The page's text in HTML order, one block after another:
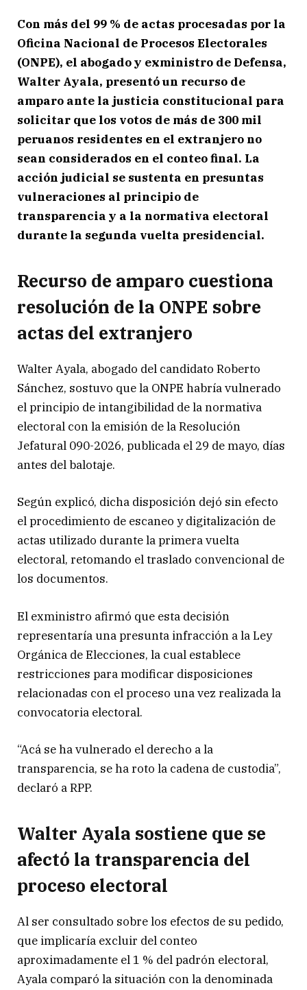
Con más del 99 % de actas procesadas por la
Oficina Nacional de Procesos Electorales
(ONPE), el abogado y exministro de Defensa,
Walter Ayala, presentó un recurso de
amparo ante la justicia constitucional para
solicitar que los votos de más de 300 mil
peruanos residentes en el extranjero no
sean considerados en el conteo final. La
acción judicial se sustenta en presuntas
vulneraciones al principio de
transparencia y a la normativa electoral
durante la segunda vuelta presidencial.
Recurso de amparo cuestiona
resolución de la ONPE sobre
actas del extranjero
Walter Ayala, abogado del candidato Roberto
Sánchez, sostuvo que la ONPE habría vulnerado
el principio de intangibilidad de la normativa
electoral con la emisión de la Resolución
Jefatural 090-2026, publicada el 29 de mayo, días
antes del balotaje.
Según explicó, dicha disposición dejó sin efecto
el procedimiento de escaneo y digitalización de
actas utilizado durante la primera vuelta
electoral, retomando el traslado convencional de
los documentos.
El exministro afirmó que esta decisión
representaría una presunta infracción a la Ley
Orgánica de Elecciones, la cual establece
restricciones para modificar disposiciones
relacionadas con el proceso una vez realizada la
convocatoria electoral.
“Acá se ha vulnerado el derecho a la
transparencia, se ha roto la cadena de custodia”,
declaró a RPP.
Walter Ayala sostiene que se
afectó la transparencia del
proceso electoral
Al ser consultado sobre los efectos de su pedido,
que implicaría excluir del conteo
aproximadamente el 1 % del padrón electoral,
Ayala comparó la situación con la denominada